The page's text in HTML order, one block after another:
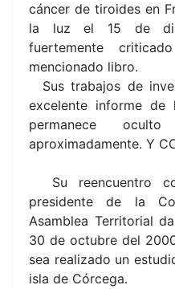
cáncer de tiroides en
la luz el 15 de
fuertemente
mencionado libro.
Sus trabajos de
excelente informe de
permanece
aproximadamente. Y
Su reencuentro
presidente de la
Asamblea Territorial
30 de octubre del
sea realizado un
isla de Córcega.